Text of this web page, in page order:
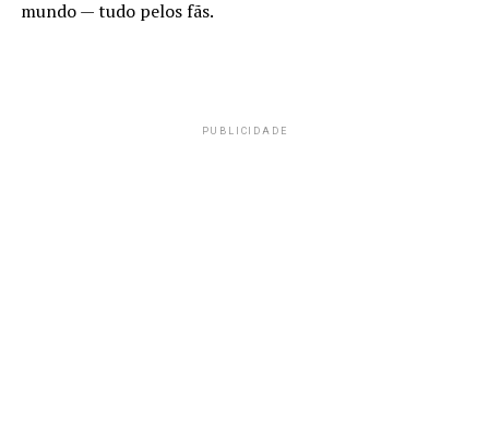
mundo — tudo pelos fãs.
PUBLICIDADE